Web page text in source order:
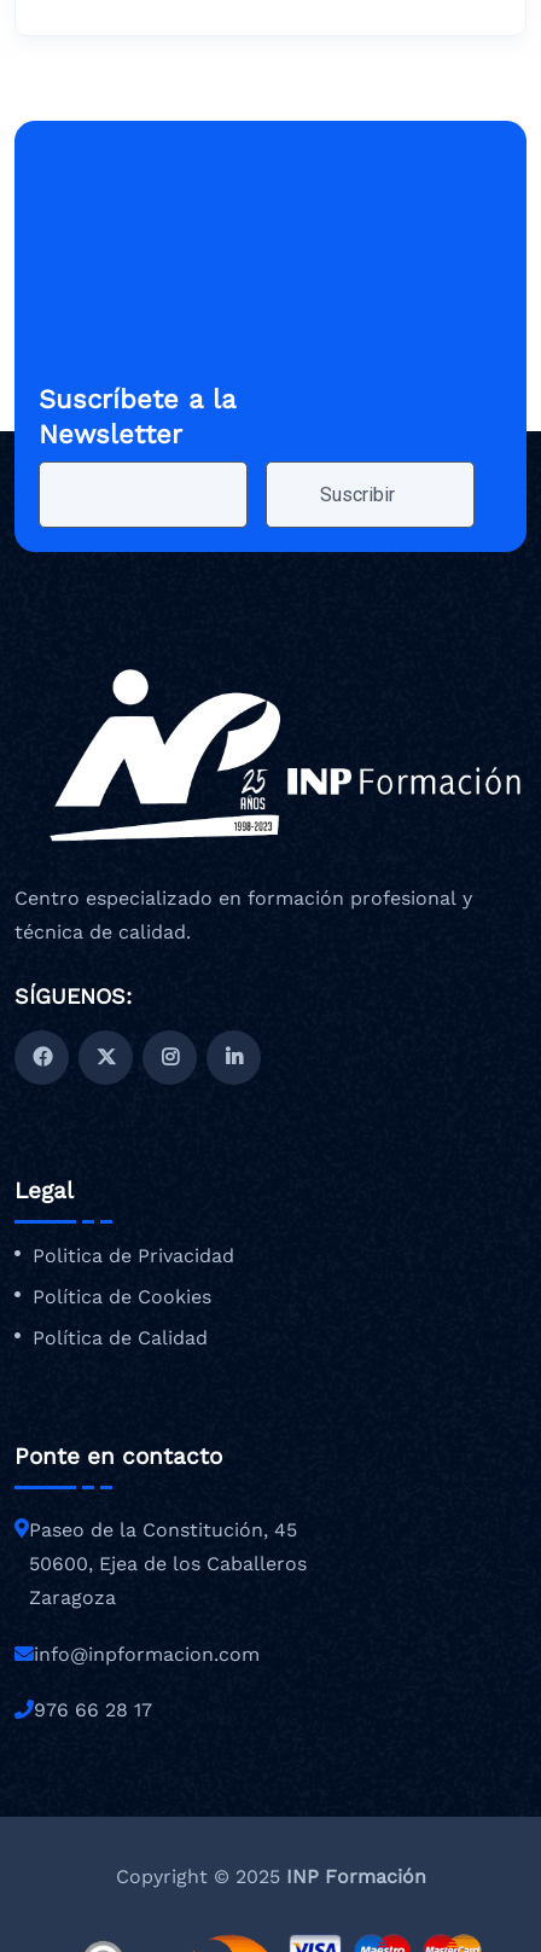
Suscríbete a la
Newsletter
Centro especializado en formación profesional y
técnica de calidad.
SÍGUENOS:
Legal
Politica de Privacidad
Política de Cookies
Política de Calidad
Ponte en contacto
Paseo de la Constitución, 45
50600, Ejea de los Caballeros
Zaragoza
info@inpformacion.com
976 66 28 17
Copyright © 2025INP Formación